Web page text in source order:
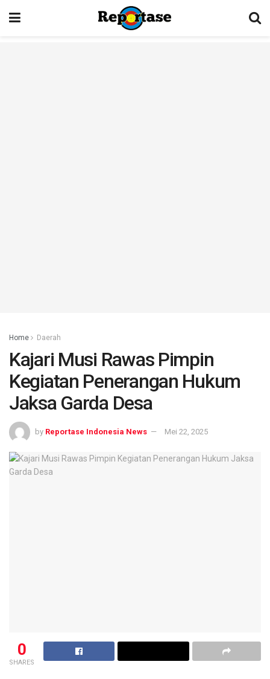
Home Daerah
Kajari Musi Rawas Pimpin
Kegiatan Penerangan Hukum
Jaksa Garda Desa
by Reportase Indonesia News Mei 22, 2025
0
SHARES